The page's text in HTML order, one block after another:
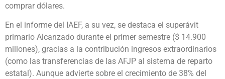
comprar dólares.
En el informe del IAEF, a su vez, se destaca el superávit
primario Alcanzado durante el primer semestre ($ 14.900
millones), gracias a la contribución ingresos extraordinarios
(como las transferencias de las AFJP al sistema de reparto
estatal). Aunque advierte sobre el crecimiento de 38% del